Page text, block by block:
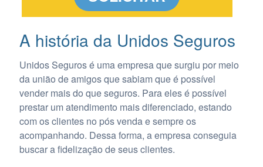
A história da Unidos Seguros
Unidos Seguros é uma empresa que surgiu por meio
da união de amigos que sabiam que é possível
vender mais do que seguros. Para eles é possível
prestar um atendimento mais diferenciado, estando
com os clientes no pós venda e sempre os
acompanhando. Dessa forma, a empresa conseguia
buscar a fidelização de seus clientes.